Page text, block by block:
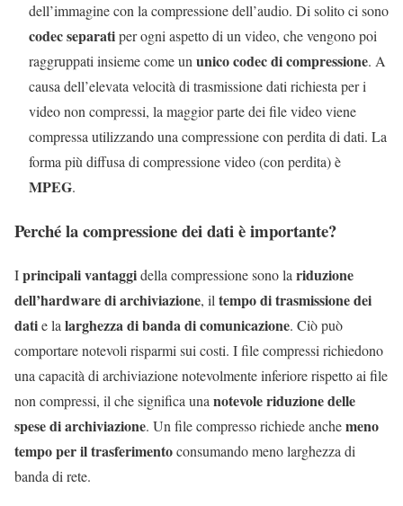
dell’immagine con la compressione dell’audio. Di solito ci sono
codec separatiper ogni aspetto di un video, che vengono poi
raggruppati insieme come un unico codec di compressione. A
causa dell’elevata velocità di trasmissione dati richiesta per i
video non compressi, la maggior parte dei file video viene
compressa utilizzando una compressione con perdita di dati. La
forma più diffusa di compressione video (con perdita) è
MPEG.
Perchéla compressione dei dati è importante?
Iprincipali vantaggidella compressione sono la riduzione
dell’hardware di archiviazione, il tempo di trasmissione dei
datie la larghezza di banda di comunicazione. Ciòpuò
comportare notevoli risparmi sui costi. I file compressi richiedono
una capacità di archiviazione notevolmente inferiore rispetto ai file
non compressi, il che significa una notevole riduzione delle
spese di archiviazione. Un file compresso richiede anchemeno
tempo per il trasferimentoconsumando meno larghezza di
banda di rete.